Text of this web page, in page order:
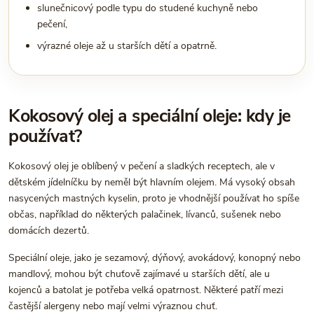
slunečnicový podle typu do studené kuchyně nebo
pečení,
výrazné oleje až u starších dětí a opatrně.
Kokosový olej a speciální oleje: kdy je
používat?
Kokosový olej je oblíbený v pečení a sladkých receptech, ale v
dětském jídelníčku by neměl být hlavním olejem. Má vysoký obsah
nasycených mastných kyselin, proto je vhodnější používat ho spíše
občas, například do některých palačinek, lívanců, sušenek nebo
domácích dezertů.
Speciální oleje, jako je sezamový, dýňový, avokádový, konopný nebo
mandlový, mohou být chuťově zajímavé u starších dětí, ale u
kojenců a batolat je potřeba velká opatrnost. Některé patří mezi
častější alergeny nebo mají velmi výraznou chuť.